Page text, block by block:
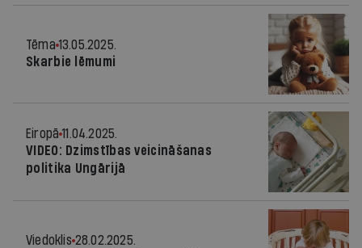
Tēma 13.05.2025.
Skarbie lēmumi
Eiropā 11.04.2025.
VIDEO: Dzimstības veicināšanas
politika Ungārijā
Viedoklis 28.02.2025.